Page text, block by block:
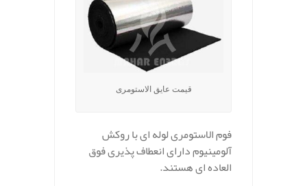
قیمت عایق الاستومری
فوم الاستومری لوله ای با روکش
آلومینیوم دارای انعطاف پذیری فوق
العاده ای هستند.